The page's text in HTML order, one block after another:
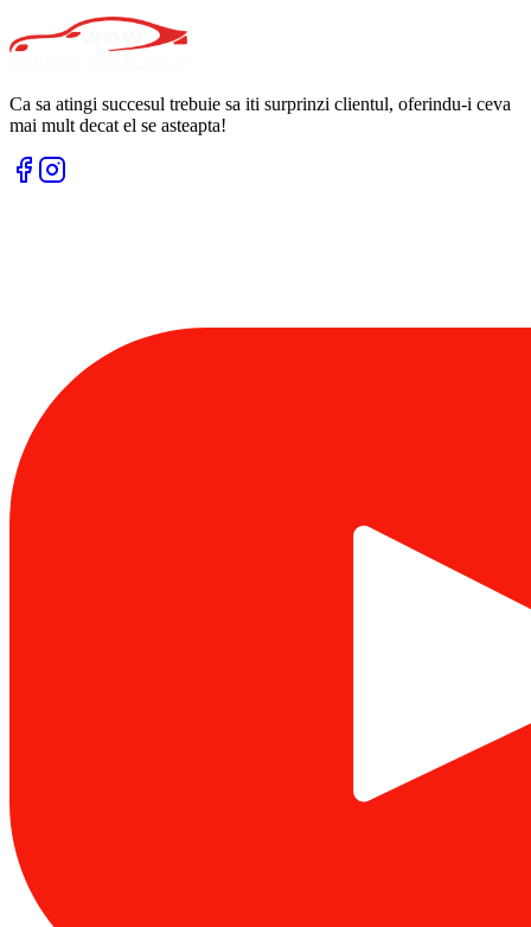
Ca sa atingi succesul trebuie sa iti surprinzi clientul, oferindu-i ceva
mai mult decat el se asteapta!